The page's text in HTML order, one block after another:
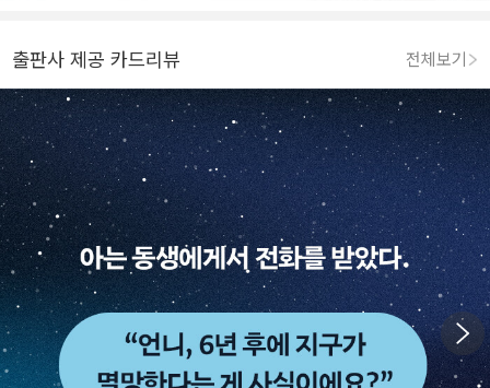
출판사 제공 카드리뷰 전체보기